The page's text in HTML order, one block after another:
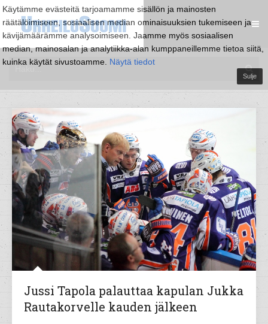
Käytämme evästeitä tarjoamamme sisällön ja mainosten
räätälöimiseen, sosiaalisen median ominaisuuksien tukemiseen ja
kävijämäärämme analysoimiseen. Jaamme myös sosiaalisen
median, mainosalan ja analytiikka-alan kumppaneillemme tietoa siitä,
kuinka käytät sivustoamme. Näytä tiedot
Sulje
Jussi Tapola palauttaa kapulan Jukka
Rautakorvelle kauden jälkeen